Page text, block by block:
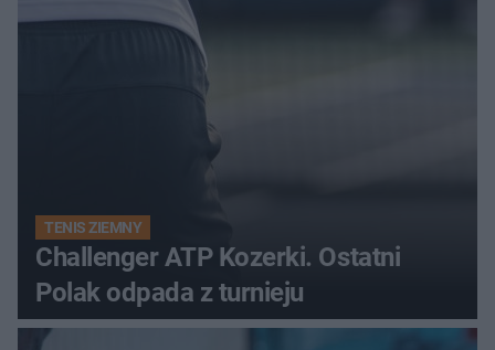
TENIS ZIEMNY
Challenger ATP Kozerki. Ostatni
Polak odpada z turnieju